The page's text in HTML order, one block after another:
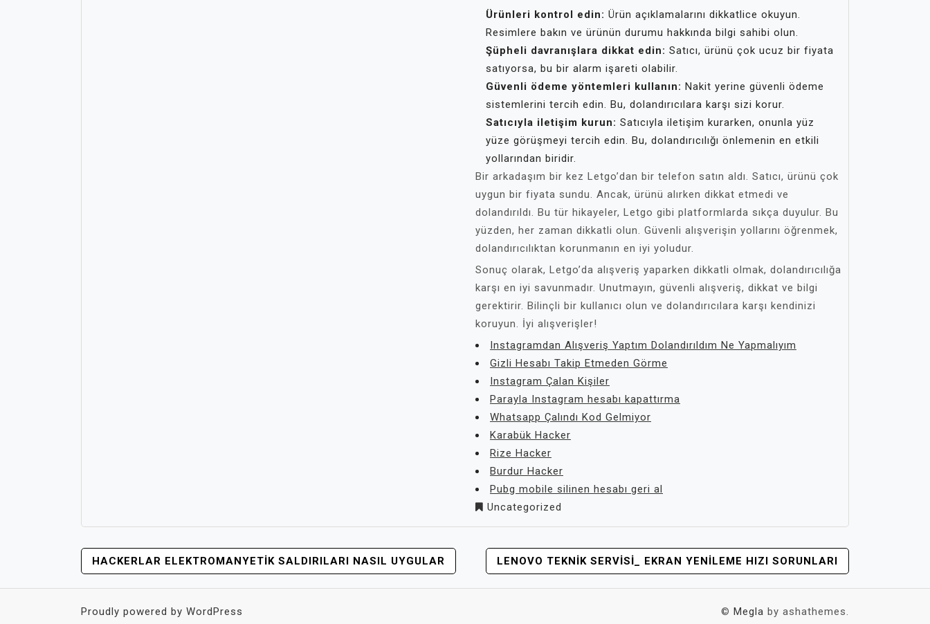
Ürünleri kontrol edin: Ürün açıklamalarını dikkatlice okuyun.
Resimlere bakın ve ürünün durumu hakkında bilgi sahibi olun.
Şüpheli davranışlara dikkat edin: Satıcı, ürünü çok ucuz bir fiyata
satıyorsa, bu bir alarm işareti olabilir.
Güvenli ödeme yöntemleri kullanın: Nakit yerine güvenli ödeme
sistemlerini tercih edin. Bu, dolandırıcılara karşı sizi korur.
Satıcıyla iletişim kurun: Satıcıyla iletişim kurarken, onunla yüz
yüze görüşmeyi tercih edin. Bu, dolandırıcılığı önlemenin en etkili
yollarından biridir.
Bir arkadaşım bir kez Letgo’dan bir telefon satın aldı. Satıcı, ürünü çok
uygun bir fiyata sundu. Ancak, ürünü alırken dikkat etmedi ve
dolandırıldı. Bu tür hikayeler, Letgo gibi platformlarda sıkça duyulur. Bu
yüzden, her zaman dikkatli olun. Güvenli alışverişin yollarını öğrenmek,
dolandırıcılıktan korunmanın en iyi yoludur.
Sonuç olarak, Letgo’da alışveriş yaparken dikkatli olmak, dolandırıcılığa
karşı en iyi savunmadır. Unutmayın, güvenli alışveriş, dikkat ve bilgi
gerektirir. Bilinçli bir kullanıcı olun ve dolandırıcılara karşı kendinizi
koruyun. İyi alışverişler!
Instagramdan Alışveriş Yaptım Dolandırıldım Ne Yapmalıyım
Gizli Hesabı Takip Etmeden Görme
Instagram Çalan Kişiler
Parayla Instagram hesabı kapattırma
Whatsapp Çalındı Kod Gelmiyor
Karabük Hacker
Rize Hacker
Burdur Hacker
Pubg mobile silinen hesabı geri al
Uncategorized
YAZI
GEZINMESI
HACKERLAR ELEKTROMANYETIK SALDIRILARI NASIL UYGULAR LENOVO TEKNIK SERVISI_ EKRAN YENILEME HIZI SORUNLARI
Proudly powered by WordPress © Megla by ashathemes.